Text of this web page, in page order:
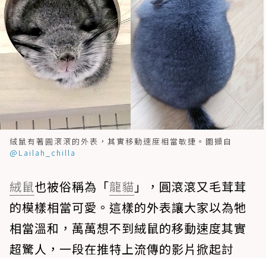
絨鼠有著圓滾滾的外表，其實移動速度相當敏捷。圖擷自
@Lailah_chilla
絨鼠也被俗稱為「龍貓 」，圓滾滾又毛茸茸
的模樣相當可愛。這樣的外表讓大家以為牠
相當溫和，萬萬想不到絨鼠的移動速度其實
超驚人，一段在推特上流傳的影片掀起討